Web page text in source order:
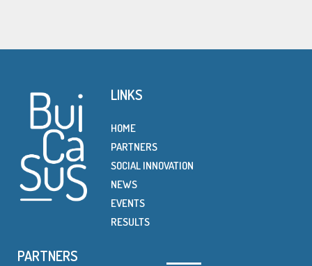
LINKS
HOME
PARTNERS
SOCIAL INNOVATION
NEWS
EVENTS
RESULTS
PARTNERS